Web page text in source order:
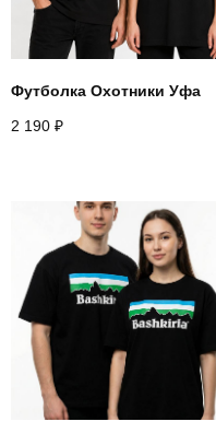
Футболка Охотники Уфа
2 190 ₽